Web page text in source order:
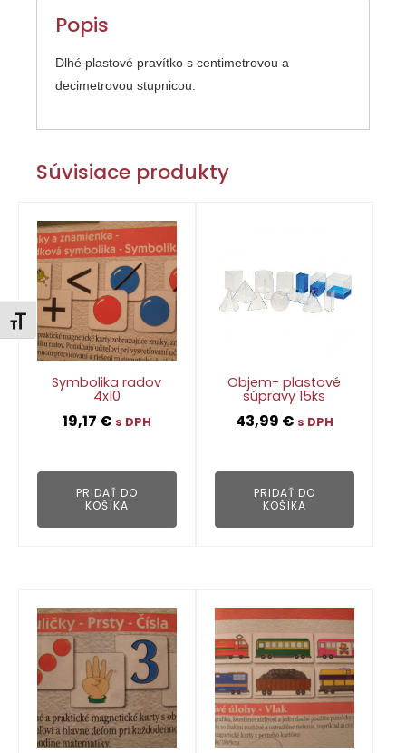
Zmeniť veľkosť písma
Popis
Dlhé plastové pravítko s centimetrovou a
decimetrovou stupnicou.
Súvisiace produkty
Symbolika radov
4x10
19,17 € s DPH
PRIDAŤ DO
KOŠÍKA
Objem- plastové
súpravy 15ks
43,99 € s DPH
PRIDAŤ DO
KOŠÍKA